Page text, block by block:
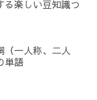
る楽しい豆知識つ
一人称、二人
単語